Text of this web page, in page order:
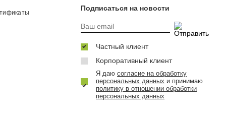
Подписаться на новости
Частный клиент
Корпоративный клиент
Я даюсогласие на обработку
персональных данных и принимаю
политику в отношении обработки
персональных данных